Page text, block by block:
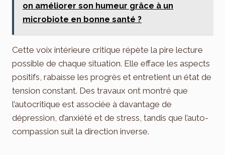
on améliorer son humeur grâce à un
microbiote en bonne santé ?
Cette voix intérieure critique répète la pire lecture
possible de chaque situation. Elle efface les aspects
positifs, rabaisse les progrès et entretient un état de
tension constant. Des travaux ont montré que
l’autocritique est associée à davantage de
dépression, d’anxiété et de stress, tandis que l’auto-
compassion suit la direction inverse.